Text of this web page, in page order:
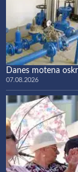
Danes motena
07.08.2026